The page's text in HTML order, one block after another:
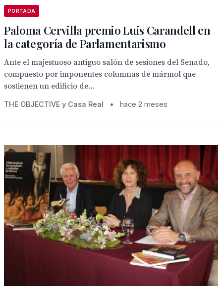
PORTADA
Paloma Cervilla premio Luis Carandell en
la categoría de Parlamentarismo
Ante el majestuoso antiguo salón de sesiones del Senado,
compuesto por imponentes columnas de mármol que
sostienen un edificio de...
THE OBJECTIVE y Casa Real • hace 2 meses